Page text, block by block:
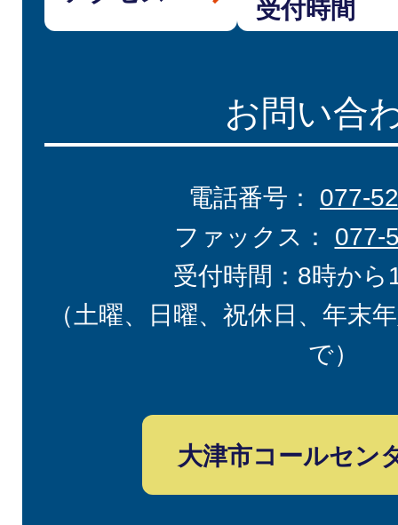
受付時間
お問い合
電話番号： 077-
ファックス： 077-
受付時間：8時から
（土曜、日曜、祝休日、年末
で）
大津市コールセン